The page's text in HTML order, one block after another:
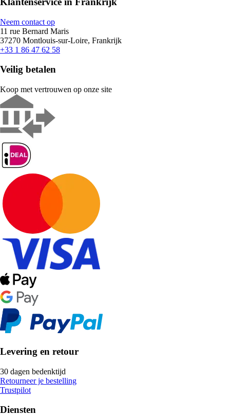
Neem contact op
11 rue Bernard Maris
37270 Montlouis-sur-Loire, Frankrijk
+33 1 86 47 62 58
Veilig betalen
Koop met vertrouwen op onze site
Levering en retour
30 dagen bedenktijd
Retourneer je bestelling
Trustpilot
Diensten